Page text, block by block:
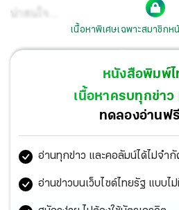
น่าสนใจ...
เนื้อหาพิเศษเฉพาะสมาชิก
หนังสือพิมพ์ไ
เนื้อหาครบทุกข่า
ทดลองอ่านฟ
อ่านทุกข่าว และคอลัมน์ได้ไม่จำกั
อ่านข่าวบนเว็บไซต์ไทยรัฐ แบบ